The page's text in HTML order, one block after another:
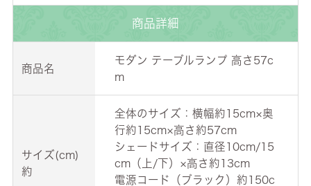
商品詳細
商品名
モダン テーブルランプ 高さ57c
m
サイズ(cm)
約
全体のサイズ：横幅約15cm×奥
行約15cm×高さ約57cm
シェードサイズ：直径10cm/15
cm（上/下）×高さ約13cm
電源コード（ブラック）約150c